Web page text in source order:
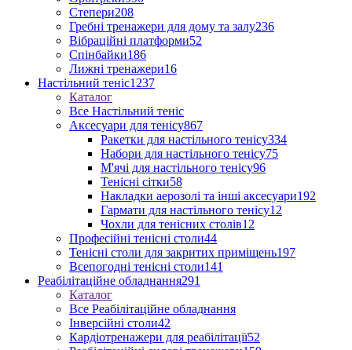
Степери208
Гребні тренажери для дому та залу236
Вібраційні платформи52
Спінбайки186
Лижні тренажери16
Настільний теніс1237
Каталог
Все Настільний теніс
Аксесуари для тенісу867
Ракетки для настільного тенісу334
Набори для настільного тенісу75
М'ячі для настільного тенісу96
Тенісні сітки58
Накладки аерозолі та інші аксесуари192
Гармати для настільного тенісу12
Чохли для тенісних столів12
Професійні тенісні столи44
Тенісні столи для закритих приміщень197
Всепогодні тенісні столи141
Реабілітаційне обладнання291
Каталог
Все Реабілітаційне обладнання
Інверсійні столи42
Кардіотренажери для реабілітації52